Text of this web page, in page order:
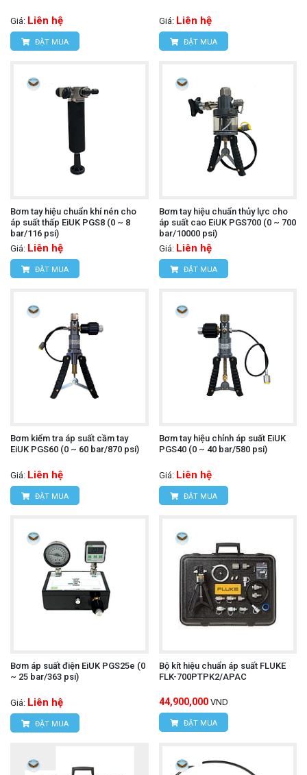
Giá: Liên hệ
ĐẶT MUA
Giá: Liên hệ
ĐẶT MUA
Bơm tay hiệu chuẩn khí nén cho
áp suất thấp EiUK PGS8 (0 ~ 8
bar/116 psi)
Giá: Liên hệ
ĐẶT MUA
Bơm tay hiệu chuẩn thủy lực cho
áp suất cao EiUK PGS700 (0 ~ 700
bar/10000 psi)
Giá: Liên hệ
ĐẶT MUA
Bơm kiểm tra áp suất cầm tay
EiUK PGS60 (0 ~ 60 bar/870 psi)
Giá: Liên hệ
ĐẶT MUA
Bơm tay hiệu chỉnh áp suất EiUK
PGS40 (0 ~ 40 bar/580 psi)
Giá: Liên hệ
ĐẶT MUA
Bơm áp suất điện EiUK PGS25e (0
~ 25 bar/363 psi)
Giá: Liên hệ
ĐẶT MUA
Bộ kít hiệu chuẩn áp suất FLUKE
FLK-700PTPK2/APAC
44,900,000 VND
ĐẶT MUA